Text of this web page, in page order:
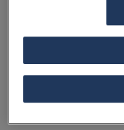
partant à la
si vous pensiez que
plus à Paris, vous
programme, le
CHËF,une enseigne
façon berlinoise,
particulière aux